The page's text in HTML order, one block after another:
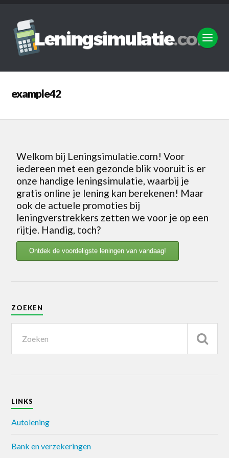
example42
Welkom bij Leningsimulatie.com! Voor
iedereen met een gezonde blik vooruit is er
onze handige leningsimulatie, waarbij je
gratis online je lening kan berekenen! Maar
ook de actuele promoties bij
leningverstrekkers zetten we voor je op een
rijtje. Handig, toch?
Ontdek de voordeligste leningen van vandaag!
ZOEKEN
LINKS
Autolening
Bank en verzekeringen